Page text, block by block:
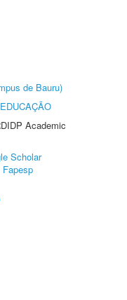
de Bauru)
Academic
Scholar
Fapesp